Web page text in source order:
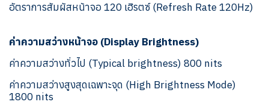
อัตราการสัมผัสหน้าจอ 120 เฮิรตซ์ (Refresh Rate 120Hz)
ค่าความสว่างหน้าจอ (Display Brightness)
ค่าความสว่างทั่วไป (Typical brightness) 800 nits
ค่าความสว่างสูงสุดเฉพาะจุด (High Brightness Mode)
1800 nits